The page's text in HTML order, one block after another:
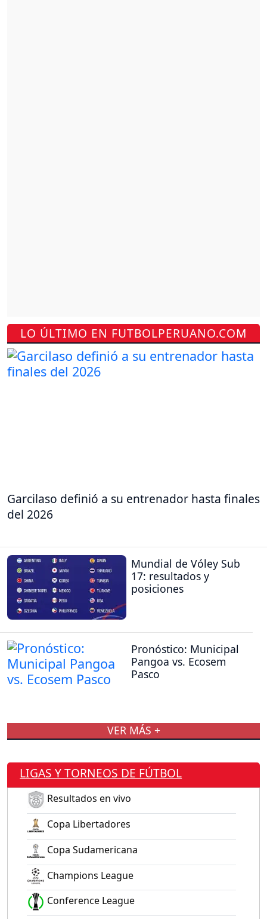
LO ÚLTIMO EN FUTBOLPERUANO.COM
Garcilaso definió a su entrenador hasta finales
del 2026
Mundial de Vóley Sub
17: resultados y
posiciones
Pronóstico: Municipal
Pangoa vs. Ecosem
Pasco
VER MÁS +
LIGAS Y TORNEOS DE FÚTBOL
Resultados en vivo
Copa Libertadores
Copa Sudamericana
Champions League
Conference League